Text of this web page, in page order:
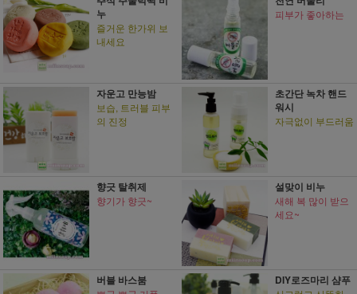
누
즐거운 한가위 보
내세요
피부가 좋아하는
자운고 만능밤
보습, 트러블 피부
의 진정
초간단 녹차 핸드
워시
자극없이 부드러움
향긋 탈취제
향기가 향긋~
설맞이 비누
새해 복 많이 받으
세요~
버블 바스붐 DIY로즈마리 샴푸